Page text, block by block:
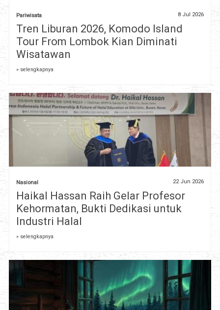
Pariwisata 8 Jul 2026
Tren Liburan 2026, Komodo Island
Tour From Lombok Kian Diminati
Wisatawan
» selengkapnya
Nasional 22 Jun 2026
Haikal Hassan Raih Gelar Profesor
Kehormatan, Bukti Dedikasi untuk
Industri Halal
» selengkapnya